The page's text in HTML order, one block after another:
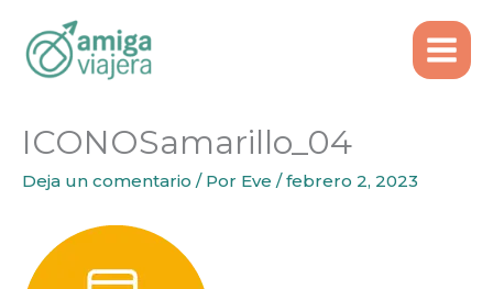
contenido
ICONOSamarillo_04
Deja un comentario / Por Eve /febrero 2, 2023